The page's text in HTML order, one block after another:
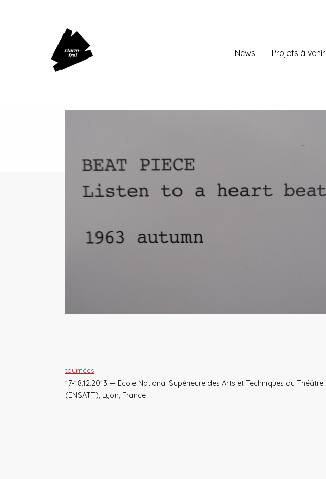
News Projets à venir
tournées
17-18.12.2013 — Ecole National Supérieure des Arts et Techniques du Théâtre
(ENSATT), Lyon, France